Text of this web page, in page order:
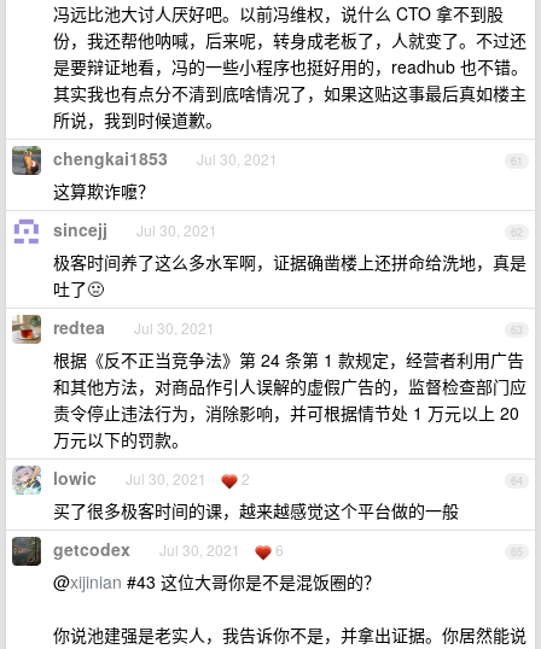
冯远比池大讨人厌好吧。以前冯维权，说什么 CTO 拿不到股
份，我还帮他呐喊，后来呢，转身成老板了，人就变了。不过还
是要辩证地看，冯的一些小程序也挺好用的，readhub 也不错。
其实我也有点分不清到底啥情况了，如果这贴这事最后真如楼主
所说，我到时候道歉。
61
chengkai1853 Jul 30, 2021
这算欺诈嚒？
62
sincejj Jul 30, 2021
极客时间养了这么多水军啊，证据确凿楼上还拼命给洗地，真是
吐了🤢
63
redtea Jul 30, 2021
根据《反不正当竞争法》第 24 条第 1 款规定，经营者利用广告
和其他方法，对商品作引人误解的虚假广告的，监督检查部门应
责令停止违法行为，消除影响，并可根据情节处 1 万元以上 20
万元以下的罚款。
64
lowic Jul 30, 2021 2
买了很多极客时间的课，越来越感觉这个平台做的一般
65
getcodex Jul 30, 2021 6
@xijinian #43 这位大哥你是不是混饭圈的？
你说池建强是老实人，我告诉你不是，并拿出证据。你居然能说